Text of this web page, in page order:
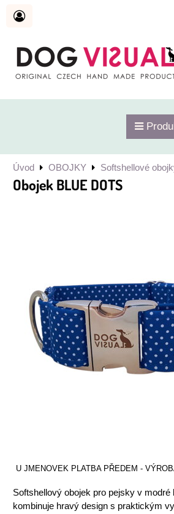
Úvod OBOJKY Softshellové
Obojek BLUE DOTS
U JMENOVEK PLATBA PŘEDEM -
Softshellový obojek pro pejsky v modré
kombinuje hravý design s praktickým